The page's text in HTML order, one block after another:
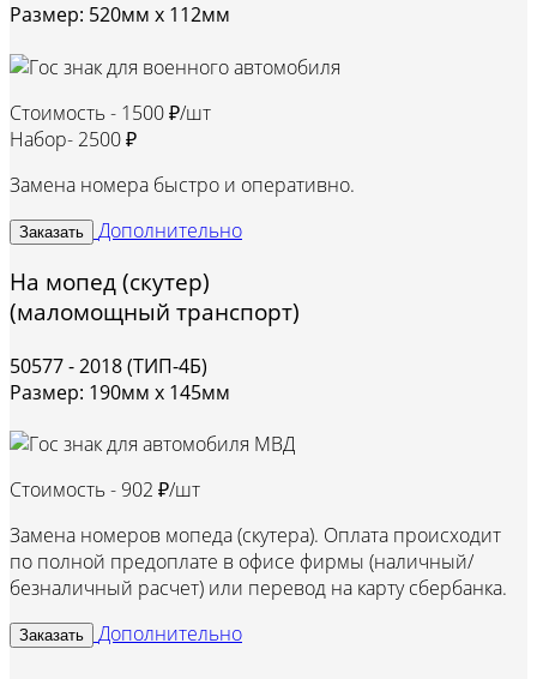
Размер: 520мм х 112мм
Стоимость - 1500 ₽/шт
Набор- 2500 ₽
Замена номера быстро и оперативно.
Заказать Дополнительно
На мопед (скутер)
(маломощный транспорт)
50577 - 2018 (ТИП-4Б)
Размер: 190мм х 145мм
Стоимость - 902 ₽/шт
Замена номеров мопеда (скутера). Оплата происходит
по полной предоплате в офисе фирмы (наличный/
безналичный расчет) или перевод на карту сбербанка.
Заказать Дополнительно